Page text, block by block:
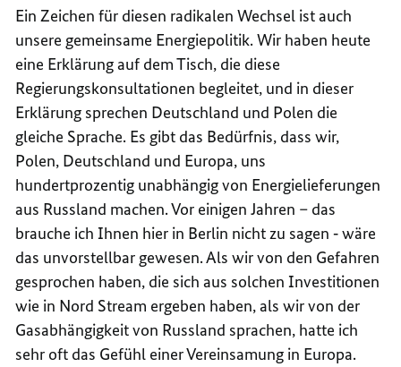
Ein Zeichen für diesen radikalen Wechsel ist auch
unsere gemeinsame Energiepolitik. Wir haben heute
eine Erklärung auf dem Tisch, die diese
Regierungskonsultationen begleitet, und in dieser
Erklärung sprechen Deutschland und Polen die
gleiche Sprache. Es gibt das Bedürfnis, dass wir,
Polen, Deutschland und Europa, uns
hundertprozentig unabhängig von Energielieferungen
aus Russland machen. Vor einigen Jahren – das
brauche ich Ihnen hier in Berlin nicht zu sagen ‑ wäre
das unvorstellbar gewesen. Als wir von den Gefahren
gesprochen haben, die sich aus solchen Investitionen
wie in Nord Stream ergeben haben, als wir von der
Gasabhängigkeit von Russland sprachen, hatte ich
sehr oft das Gefühl einer Vereinsamung in Europa.